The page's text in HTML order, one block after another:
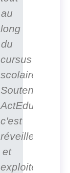
au
long
du
cursus
scolaire.
Soutenir
ActEduS,
c'est
réveiller
et
exploiter